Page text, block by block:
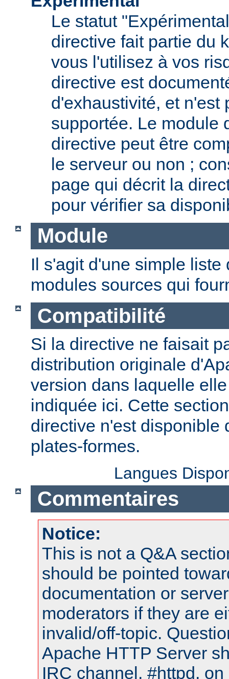
Le statut
directive fait partie du
vous l'utilisez à vos
directive est
d'exhaustivité, et n'est
supportée. Le module
directive peut être
le serveur ou non ;
page qui décrit la
pour vérifier sa
Module
Il s'agit d'une simple liste
modules sources qui
Compatibilité
Si la directive ne faisait
distribution originale
version dans laquelle
indiquée ici. Cette
directive n'est disponible
plates-formes.
Langues
Commentaires
Notice:
This is not a Q&A
should be pointed
documentation or
moderators if they are
invalid/off-topic.
Apache HTTP Server
IRC channel, #httpd,